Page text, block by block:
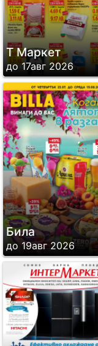
Т Маркет
до 17авг 2026
Била
до 19авг 2026